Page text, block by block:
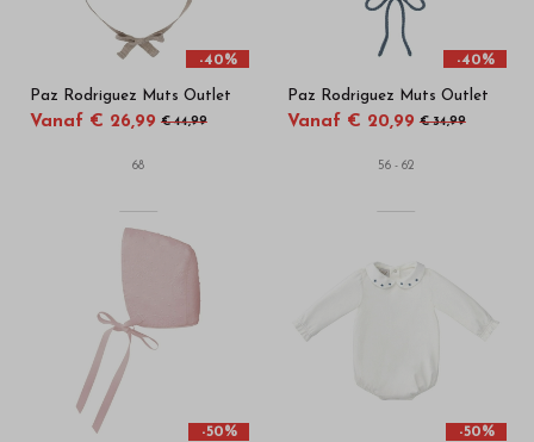
webshop
-40%
Paz Rodriguez Muts Outlet
Vanaf € 26,99 € 44,99
68
-40%
Paz Rodriguez Muts Outlet
Vanaf € 20,99 € 34,99
56 - 62
-50% -50%